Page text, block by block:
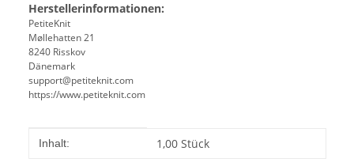
Herstellerinformationen:
PetiteKnit
Møllehatten 21
8240 Risskov
Dänemark
support@petiteknit.com
https://www.petiteknit.com
Produkteigenschaft
Wert
Inhalt: 1,00 Stück